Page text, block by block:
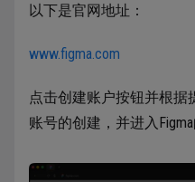
以下是官网地址：
www.figma.com
点击创建账户按钮并根
账号的创建，并进入